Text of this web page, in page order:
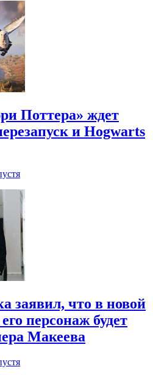
Поттера» ждет
и Hogwarts
заявил, что в новой
персонаж будет
Макеева